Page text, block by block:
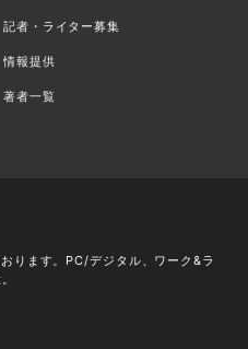
記者・ライター募集
情報提供
著者一覧
ります。PC/デジタル、ワーク&ラ